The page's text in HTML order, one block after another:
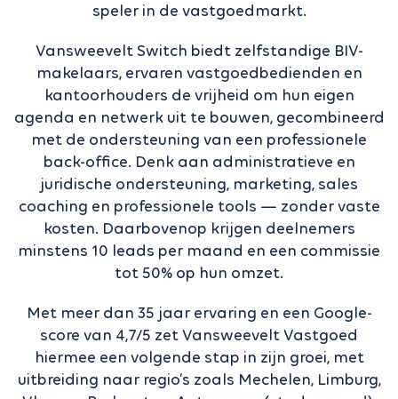
speler in de vastgoedmarkt.
Vansweevelt Switch biedt zelfstandige BIV-
makelaars, ervaren vastgoedbedienden en
kantoorhouders de vrijheid om hun eigen
agenda en netwerk uit te bouwen, gecombineerd
met de ondersteuning van een professionele
back-office. Denk aan administratieve en
juridische ondersteuning, marketing, sales
coaching en professionele tools — zonder vaste
kosten. Daarbovenop krijgen deelnemers
minstens 10 leads per maand en een commissie
tot 50% op hun omzet.
Met meer dan 35 jaar ervaring en een Google-
score van 4,7/5 zet Vansweevelt Vastgoed
hiermee een volgende stap in zijn groei, met
uitbreiding naar regio’s zoals Mechelen, Limburg,